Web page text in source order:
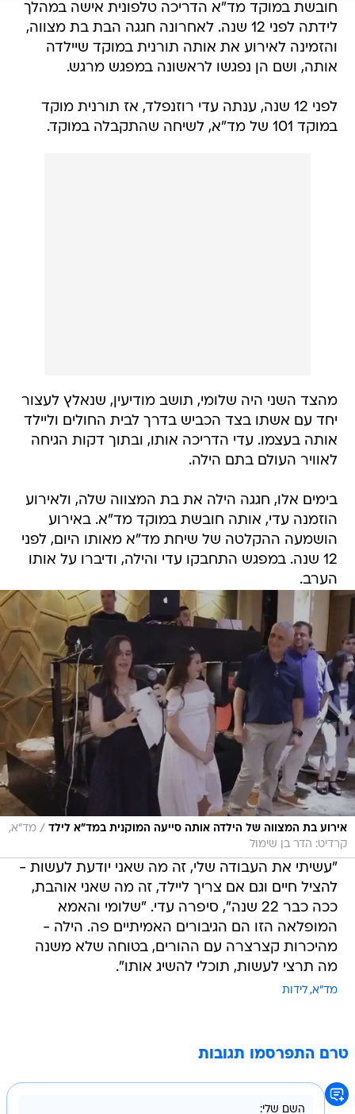
חובשת במוקד מד"א הדריכה טלפונית אישה במהלך
לידתה לפני 12 שנה. לאחרונה חגגה הבת בת מצווה,
והזמינה לאירוע את אותה תורנית במוקד שיילדה
אותה, ושם הן נפגשו לראשונה במפגש מרגש.
לפני 12 שנה, ענתה עדי רוזנפלד, אז תורנית מוקד
במוקד 101 של מד"א, לשיחה שהתקבלה במוקד.
מהצד השני היה שלומי, תושב מודיעין, שנאלץ לעצור
יחד עם אשתו בצד הכביש בדרך לבית החולים וליילד
אותה בעצמו. עדי הדריכה אותו, ובתוך דקות הגיחה
לאוויר העולם בתם הילה.
בימים אלו, חגגה הילה את בת המצווה שלה, ולאירוע
הוזמנה עדי, אותה חובשת במוקד מד"א. באירוע
הושמעה ההקלטה של שיחת מד"א מאותו היום, לפני
12 שנה. במפגש התחבקו עדי והילה, ודיברו על אותו
הערב.
אירוע בת המצווה של הילדה אותה סייעה המוקנית במד"א לילד / מד"א,
קרדיט: הדר בן שימול
"עשיתי את העבודה שלי, זה מה שאני יודעת לעשות -
להציל חיים וגם אם צריך ליילד, זה מה שאני אוהבת,
ככה כבר 22 שנה", סיפרה עדי. "שלומי והאמא
המופלאה הזו הם הגיבורים האמיתיים פה. הילה -
מהיכרות קצרצרה עם ההורים, בטוחה שלא משנה
מה תרצי לעשות, תוכלי להשיג אותו".
מד"א לידות
טרם התפרסמו תגובות